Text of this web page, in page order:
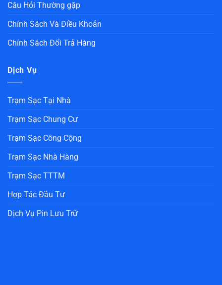
Câu Hỏi Thường gặp
Chính Sách Và Điều Khoản
Chính Sách Đổi Trả Hàng
Dịch Vụ
Trạm Sạc Tại Nhà
Trạm Sạc Chung Cư
Trạm Sạc Công Cộng
Trạm Sạc Nhà Hàng
Trạm Sạc TTTM
Hợp Tác Đầu Tư
Dịch Vụ Pin Lưu Trữ